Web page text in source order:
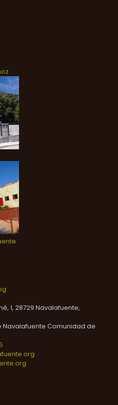
1, 28729 Navalafuente,
Navalafuente Comunidad de